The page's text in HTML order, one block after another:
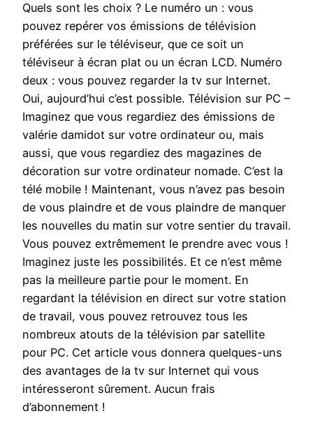
Quels sont les choix ? Le numéro un : vous
pouvez repérer vos émissions de télévision
préférées sur le téléviseur, que ce soit un
téléviseur à écran plat ou un écran LCD. Numéro
deux : vous pouvez regarder la tv sur Internet.
Oui, aujourd’hui c’est possible. Télévision sur PC –
Imaginez que vous regardiez des émissions de
valérie damidot sur votre ordinateur ou, mais
aussi, que vous regardiez des magazines de
décoration sur votre ordinateur nomade. C’est la
télé mobile ! Maintenant, vous n’avez pas besoin
de vous plaindre et de vous plaindre de manquer
les nouvelles du matin sur votre sentier du travail.
Vous pouvez extrêmement le prendre avec vous !
Imaginez juste les possibilités. Et ce n’est même
pas la meilleure partie pour le moment. En
regardant la télévision en direct sur votre station
de travail, vous pouvez retrouvez tous les
nombreux atouts de la télévision par satellite
pour PC. Cet article vous donnera quelques-uns
des avantages de la tv sur Internet qui vous
intéresseront sûrement. Aucun frais
d’abonnement !